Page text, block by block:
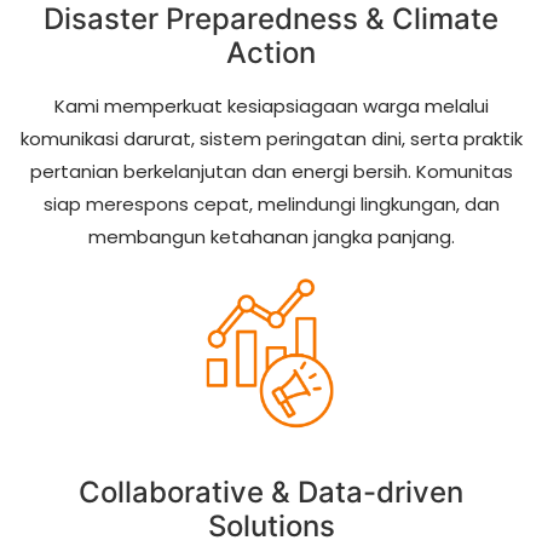
Disaster Preparedness & Climate
Action
Kami memperkuat kesiapsiagaan warga melalui
komunikasi darurat, sistem peringatan dini, serta praktik
pertanian berkelanjutan dan energi bersih. Komunitas
siap merespons cepat, melindungi lingkungan, dan
membangun ketahanan jangka panjang.
Collaborative & Data-driven
Solutions